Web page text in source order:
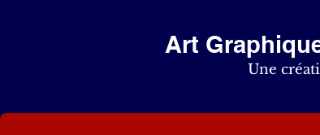
Art
Une